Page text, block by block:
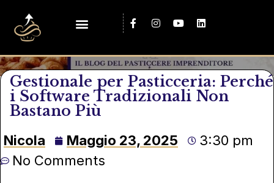
Gestionale per Pasticceria: Perché
i Software Tradizionali Non
Bastano Più
Nicola Maggio 23, 2025
3:30 pm
No Comments